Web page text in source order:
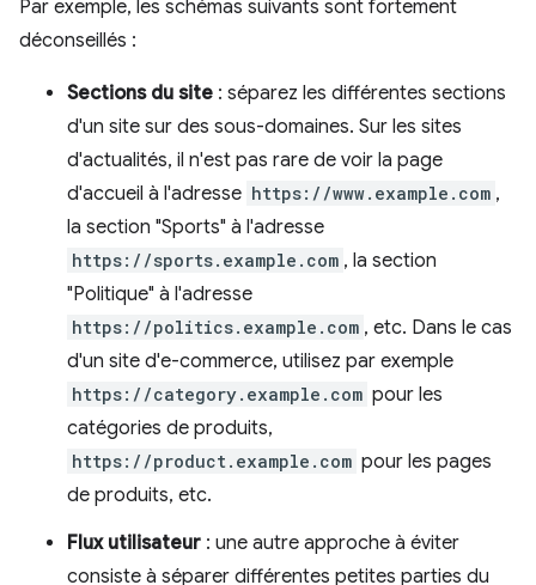
Par exemple, les schémas suivants sont fortement
déconseillés :
Sections du site : séparez les différentes sections
d'un site sur des sous-domaines. Sur les sites
d'actualités, il n'est pas rare de voir la page
d'accueil à l'adresse https://www.example.com ,
la section "Sports" à l'adresse
https://sports.example.com , la section
"Politique" à l'adresse
https://politics.example.com , etc. Dans le cas
d'un site d'e-commerce, utilisez par exemple
https://category.example.com pour les
catégories de produits,
https://product.example.com pour les pages
de produits, etc.
Flux utilisateur : une autre approche à éviter
consiste à séparer différentes petites parties du